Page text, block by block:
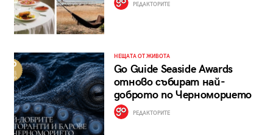
РЕДАКТОРИТЕ
НЕЩАТА ОТ ЖИВОТА
Go Guide Seaside Awards
отново събират най-
доброто по Черноморието
РЕДАКТОРИТЕ